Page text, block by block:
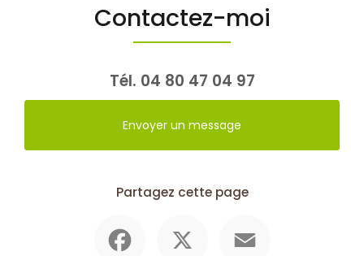
Contactez-moi
Tél. 04 80 47 04 97
Envoyer un message
Partagez cette page